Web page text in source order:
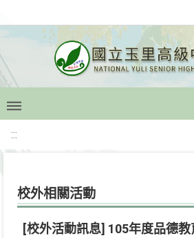
:::
校外相關活動
[校外活動訊息] 105年度品德